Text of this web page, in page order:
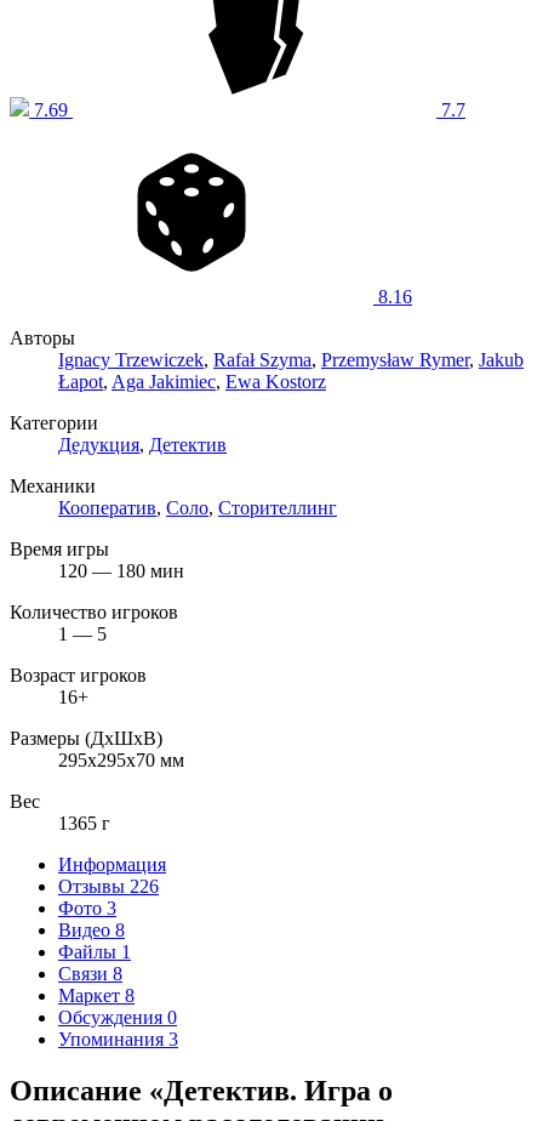
7.69 7.7
8.16
Авторы
Ignacy Trzewiczek, Rafał Szyma, Przemysław Rymer, Jakub
Łapot, Aga Jakimiec, Ewa Kostorz
Категории
Дедукция, Детектив
Механики
Кооператив, Соло, Сторителлинг
Время игры
120 — 180 мин
Количество игроков
1 — 5
Возраст игроков
16+
Размеры (ДxШxВ)
295x295x70 мм
Вес
1365 г
Информация
Отзывы 226
Фото 3
Видео 8
Файлы 1
Связи 8
Маркет 8
Обсуждения 0
Упоминания 3
Описание «Детектив. Игра о